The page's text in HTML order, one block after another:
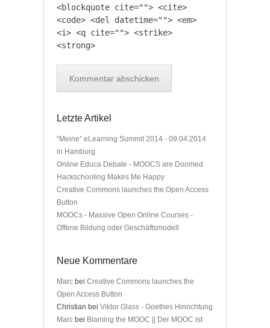
<blockquote cite=""> <cite>
<code> <del datetime=""> <em>
<i> <q cite=""> <strike>
<strong>
Letzte Artikel
“Meine” eLearning Summit 2014 - 09.04.2014
in Hamburg
Online Educa Debate - MOOCS are Doomed
Hackschooling Makes Me Happy
Creative Commons launches the Open Access
Button
MOOCs - Massive Open Online Courses -
Offene Bildung oder Geschäftsmodell
Neue Kommentare
Marc bei Creative Commons launches the
Open Access Button
Christian bei Viktor Glass - Goethes Hinrichtung
Marc bei Blaming the MOOC || Der MOOC ist